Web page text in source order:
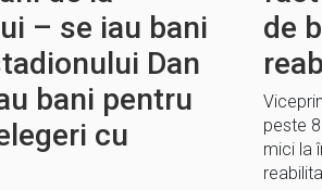
– se iau bani
Dan
bani pentru
cu
de
peste
mici la